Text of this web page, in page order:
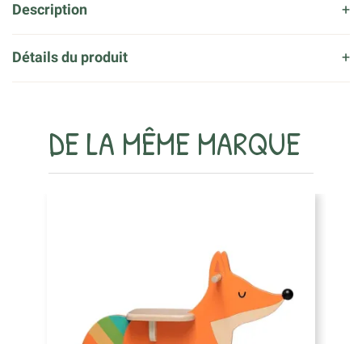
Description
Détails du produit
DE LA MÊME MARQUE